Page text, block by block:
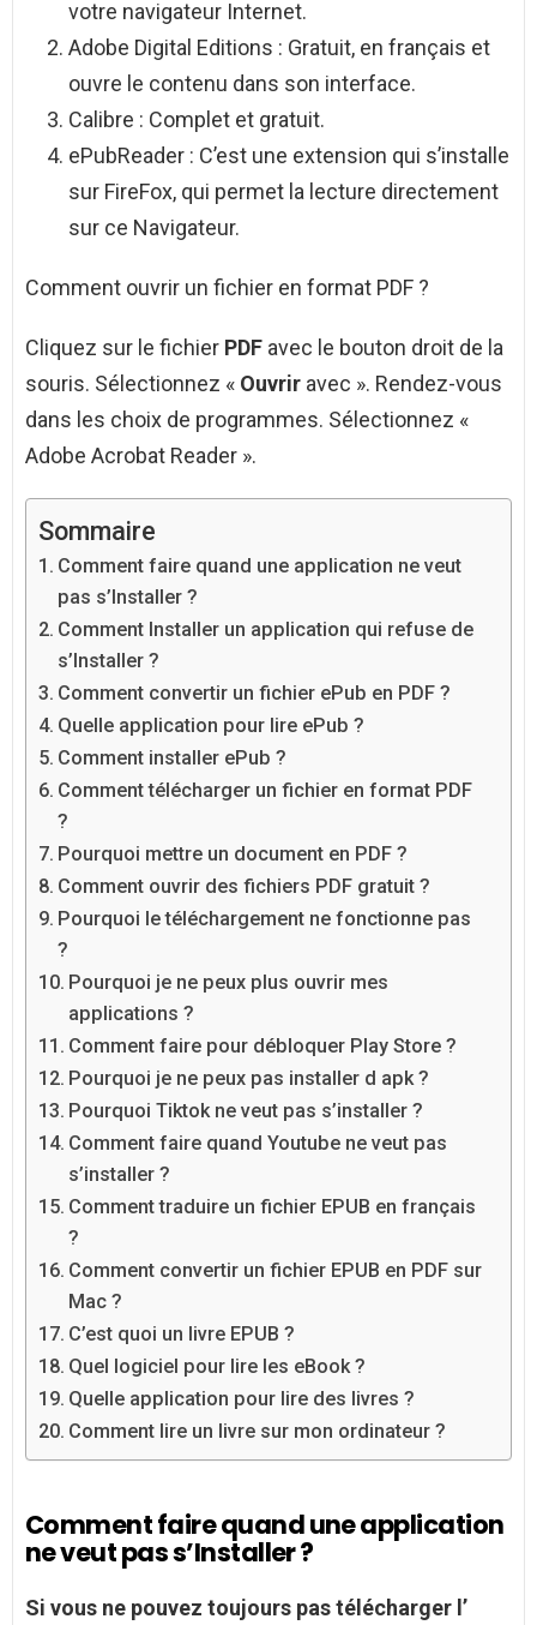
votre navigateur Internet.
Adobe Digital Editions : Gratuit, en français et
ouvre le contenu dans son interface.
Calibre : Complet et gratuit.
ePubReader : C’est une extension qui s’installe
sur FireFox, qui permet la lecture directement
sur ce Navigateur.
Comment ouvrir un fichier en format PDF ?
Cliquez sur le fichier PDF avec le bouton droit de la
souris. Sélectionnez « Ouvrir avec ». Rendez-vous
dans les choix de programmes. Sélectionnez «
Adobe Acrobat Reader ».
Sommaire
Comment faire quand une application ne veut
pas s’Installer ?
Comment Installer un application qui refuse de
s’Installer ?
Comment convertir un fichier ePub en PDF ?
Quelle application pour lire ePub ?
Comment installer ePub ?
Comment télécharger un fichier en format PDF
?
Pourquoi mettre un document en PDF ?
Comment ouvrir des fichiers PDF gratuit ?
Pourquoi le téléchargement ne fonctionne pas
?
Pourquoi je ne peux plus ouvrir mes
applications ?
Comment faire pour débloquer Play Store ?
Pourquoi je ne peux pas installer d apk ?
Pourquoi Tiktok ne veut pas s’installer ?
Comment faire quand Youtube ne veut pas
s’installer ?
Comment traduire un fichier EPUB en français
?
Comment convertir un fichier EPUB en PDF sur
Mac ?
C’est quoi un livre EPUB ?
Quel logiciel pour lire les eBook ?
Quelle application pour lire des livres ?
Comment lire un livre sur mon ordinateur ?
Comment faire quand une application
ne veut pas s’Installer ?
Si vous ne pouvez toujours pastélécharger l’